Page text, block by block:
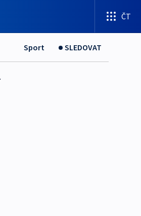
ČT
Sport SLEDOVAT